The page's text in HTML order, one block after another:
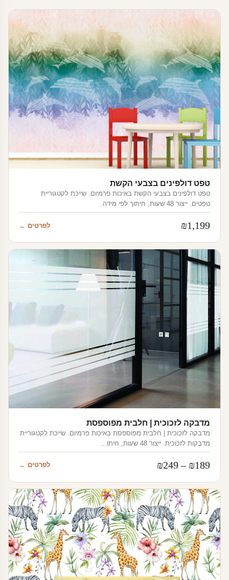
טפט דולפינים בצבעי הקשת
טפט דולפינים בצבעי הקשת באיכות פרמיום. שייכת לקטגוריית
טפטים. ייצור 48 שעות, חיתוך לפי מידה.
₪1,199 לפרטים ←
מדבקה לזכוכית | חלבית מפוספסת
מדבקה לזכוכית | חלבית מפוספסת באיכות פרמיום. שייכת לקטגוריית
מדבקות לזכוכית. ייצור 48 שעות, חיתו…
₪189
–
₪249
מחירים:
עד
לפרטים ←